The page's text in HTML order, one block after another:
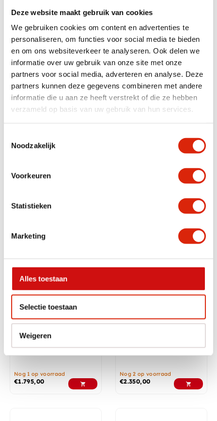
Deze website maakt gebruik van cookies
We gebruiken cookies om content en advertenties te
personaliseren, om functies voor social media te bieden
en om ons websiteverkeer te analyseren. Ook delen we
informatie over uw gebruik van onze site met onze
partners voor social media, adverteren en analyse. Deze
partners kunnen deze gegevens combineren met andere
informatie die u aan ze heeft verstrekt of die ze hebben
verzameld op basis van uw gebruik van hun services.
Noodzakelijk
Voorkeuren
Statistieken
Marketing
Alles toestaan
Selectie toestaan
Weigeren
Breedte 251 – 300 cm, > 300 cm
Anderen bekeken ook
grutterskast vitrinekast
Nog 1 op voorraad
boerderij stijl vitrinekast
met metalen deuren 240
Landelijke vitrinekast 150
Nog 1 op voorraad
€1.795,00
Nog 2 op voorraad
€2.350,00